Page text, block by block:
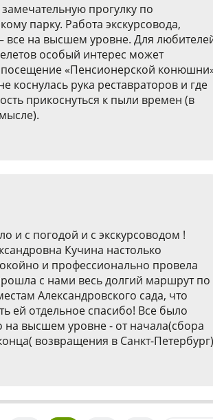
прогулку по
парку. Работа экскурсовода,
все на высшем уровне. Для
особый интерес может
посещение «Пенсионерской
коснулась рука реставраторов и где
прикоснуться к пыли времен (в
и с погодой и с экскурсоводом !
Кучина настолько
и профессионально провела
с нами весь долгий маршрут по
Александровского сада, что
ей отдельное спасибо! Все было
на высшем уровне - от начала(сбора
возвращения в Санкт-